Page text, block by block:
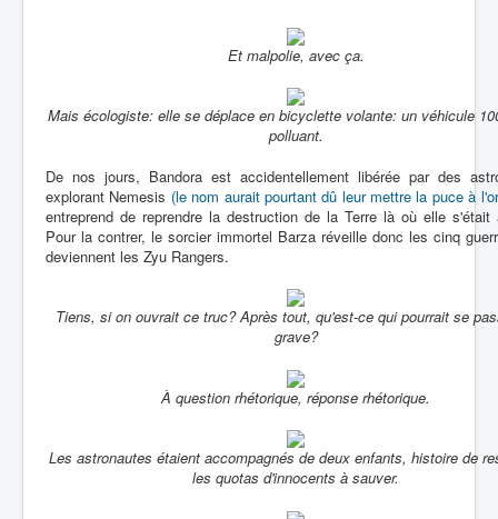
Et malpolie, avec ça.
Mais écologiste: elle se déplace en bicyclette volante: un véhicule
polluant.
De nos jours, Bandora est accidentellement libérée par des
explorant Nemesis (le nom aurait pourtant dû leur mettre la puce à
entreprend de reprendre la destruction de la Terre là où elle s'était
Pour la contrer, le sorcier immortel Barza réveille donc les cinq
deviennent les Zyu Rangers.
Tiens, si on ouvrait ce truc? Après tout, qu'est-ce qui pourrait se
grave?
À question rhétorique, réponse rhétorique.
Les astronautes étaient accompagnés de deux enfants, histoire de
les quotas d'innocents à sauver.